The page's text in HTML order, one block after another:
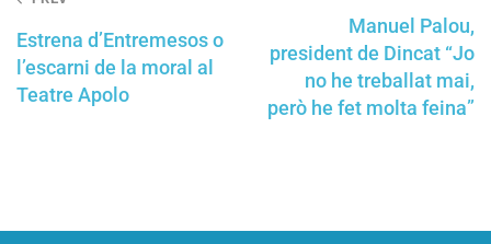
navigation
Estrena d’Entremesos o
l’escarni de la moral al
Teatre Apolo
Manuel Palou,
president de Dincat “Jo
no he treballat mai,
però he fet molta feina”